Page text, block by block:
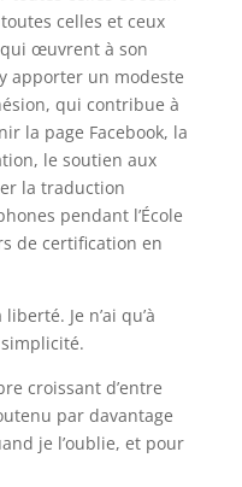
celles et ceux
œuvrent à son
apporter un modeste
qui contribue à
la page Facebook, la
le soutien aux
la traduction
pendant l’École
de certification en
Je n’ai qu’à
croissant d’entre
par davantage
je l’oublie, et pour